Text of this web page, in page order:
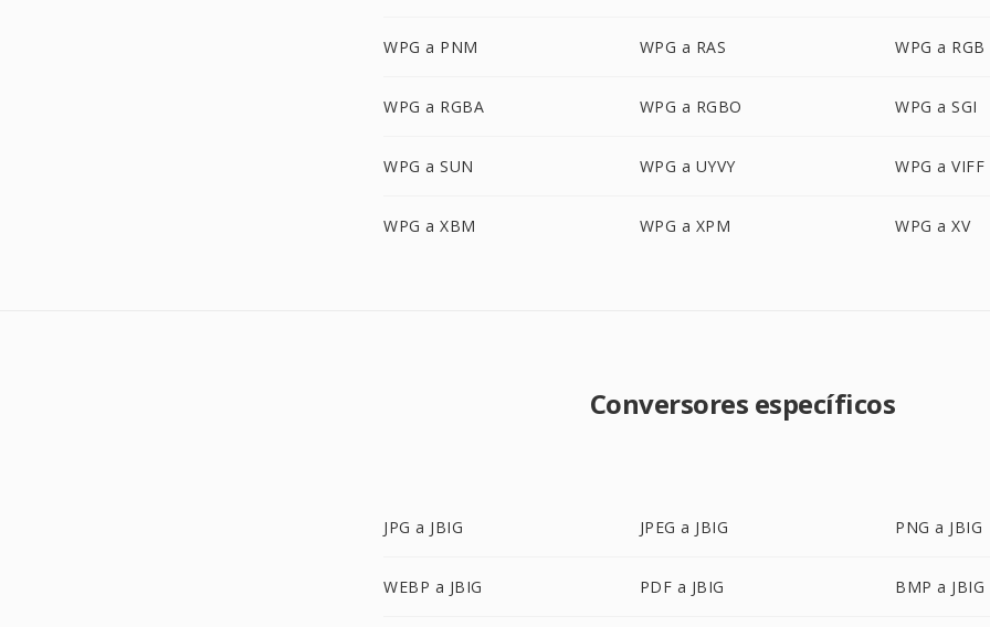
WPG a PNM WPG a RAS WPG a RGB
WPG a RGBA WPG a RGBO WPG a SGI
WPG a SUN WPG a UYVY WPG a VIFF
WPG a XBM WPG a XPM WPG a XV
Conversores específicos
JPG a JBIG JPEG a JBIG PNG a JBIG
WEBP a JBIG PDF a JBIG BMP a JBIG